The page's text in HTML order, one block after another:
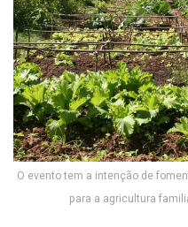
O evento tem a intenção de
para a agricultura